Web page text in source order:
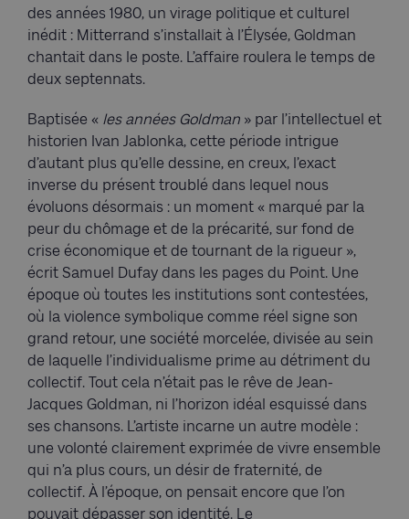
des années 1980, un virage politique et culturel
inédit : Mitterrand s’installait à l’Élysée, Goldman
chantait dans le poste. L’affaire roulera le temps de
deux septennats.
Baptisée « les années Goldman » par l’intellectuel et
historien Ivan Jablonka, cette période intrigue
d’autant plus qu’elle dessine, en creux, l’exact
inverse du présent troublé dans lequel nous
évoluons désormais : un moment « marqué par la
peur du chômage et de la précarité, sur fond de
crise économique et de tournant de la rigueur »,
écrit Samuel Dufay dans les pages du Point. Une
époque où toutes les institutions sont contestées,
où la violence symbolique comme réel signe son
grand retour, une société morcelée, divisée au sein
de laquelle l’individualisme prime au détriment du
collectif. Tout cela n’était pas le rêve de Jean-
Jacques Goldman, ni l’horizon idéal esquissé dans
ses chansons. L’artiste incarne un autre modèle :
une volonté clairement exprimée de vivre ensemble
qui n’a plus cours, un désir de fraternité, de
collectif. À l’époque, on pensait encore que l’on
pouvait dépasser son identité. Le